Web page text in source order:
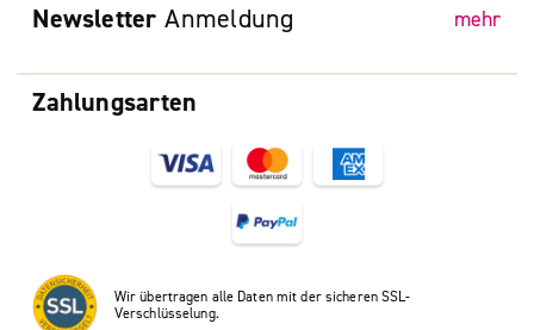
Zahlungsarten
Wir übertragen alle Daten mit der sicheren SSL-
Verschlüsselung.
Newsletter Anmeldung mehr